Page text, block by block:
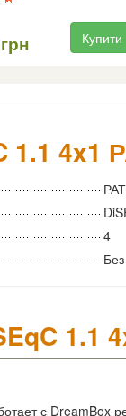
грн Купити
1.1 4x1
4
1.1
с DreamBox